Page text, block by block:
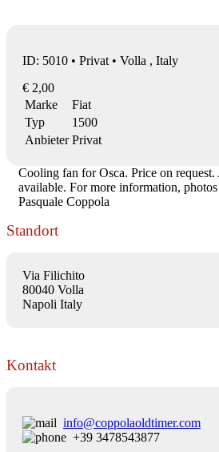
ID: 5010 • Privat • Volla , Italy
€ 2,00
Marke
Fiat
Typ
1500
Anbieter Privat
Cooling fan for Osca. Price on
available. For more information,
Pasquale Coppola
Standort
Via Filichito
80040 Volla
Napoli Italy
Kontakt
info@coppolaoldtimer.com
+39 3478543877